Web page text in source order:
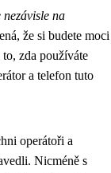
nezávisle na
že si budete moci
zda používáte
a telefon tuto
operátoři a
Nicméně s